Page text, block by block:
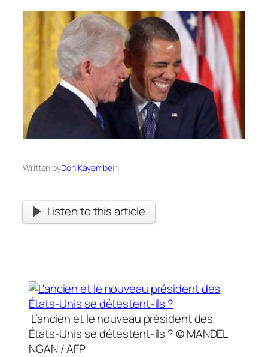
Written byDon Kayembein
Listen to this article
L’ancien et le nouveau président des
États-Unis se détestent-ils ?© MANDEL
NGAN / AFP